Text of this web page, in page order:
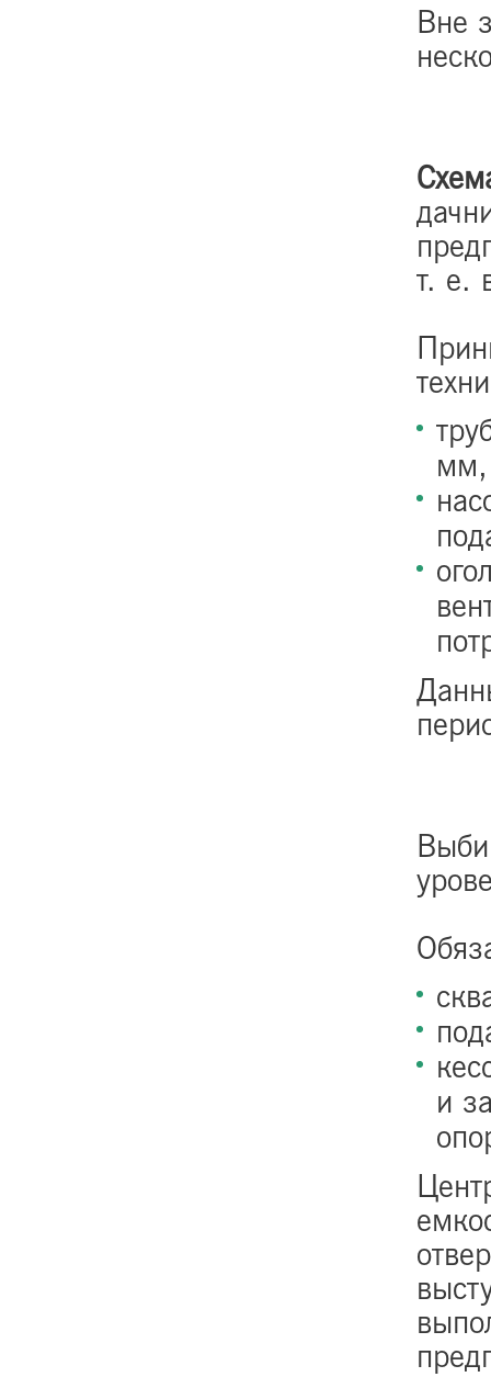
Вне
т. е.
мм,
и